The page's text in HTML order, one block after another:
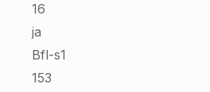
16
ja
Bfl-s1
153